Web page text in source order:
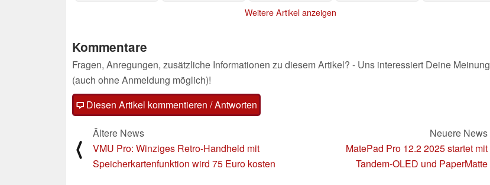
Weitere Artikel anzeigen
Kommentare
Fragen, Anregungen, zusätzliche Informationen zu diesem Artikel? - Uns interessiert Deine Meinung
(auch ohne Anmeldung möglich)!
Diesen Artikel kommentieren / Antworten
⟨
Ältere News
VMU Pro: Winziges Retro-Handheld mit
Speicherkartenfunktion wird 75 Euro kosten
Neuere News
MatePad Pro 12.2 2025 startet mit
Tandem-OLED und PaperMatte